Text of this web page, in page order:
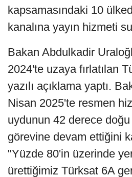
kapsamasındaki 10
kanalına yayın hizmeti
Bakan Abdulkadir
2024'te uzaya fırlatılan
yazılı açıklama yaptı.
Nisan 2025'te resmen
uydunun 42 derece
görevine devam ettiğini
"Yüzde 80'in üzerinde
ürettiğimiz Türksat 6A